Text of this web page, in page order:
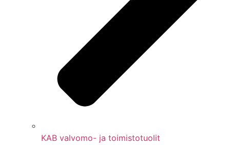
KAB valvomo- ja toimistotuolit